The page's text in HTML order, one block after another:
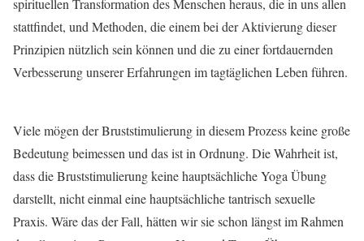
spirituellen Transformation des Menschen heraus, die in uns allen
stattfindet, und Methoden, die einem bei der Aktivierung dieser
Prinzipien nützlich sein können und die zu einer fortdauernden
Verbesserung unserer Erfahrungen im tagtäglichen Leben führen.
Viele mögen der Bruststimulierung in diesem Prozess keine große
Bedeutung beimessen und das ist in Ordnung. Die Wahrheit ist,
dass die Bruststimulierung keine hauptsächliche Yoga Übung
darstellt, nicht einmal eine hauptsächliche tantrisch sexuelle
Praxis. Wäre das der Fall, hätten wir sie schon längst im Rahmen